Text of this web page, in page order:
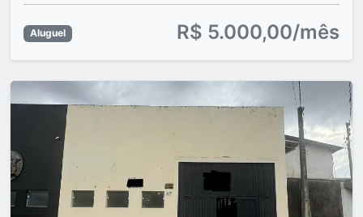
Aluguel R$ 5.000,00/mês